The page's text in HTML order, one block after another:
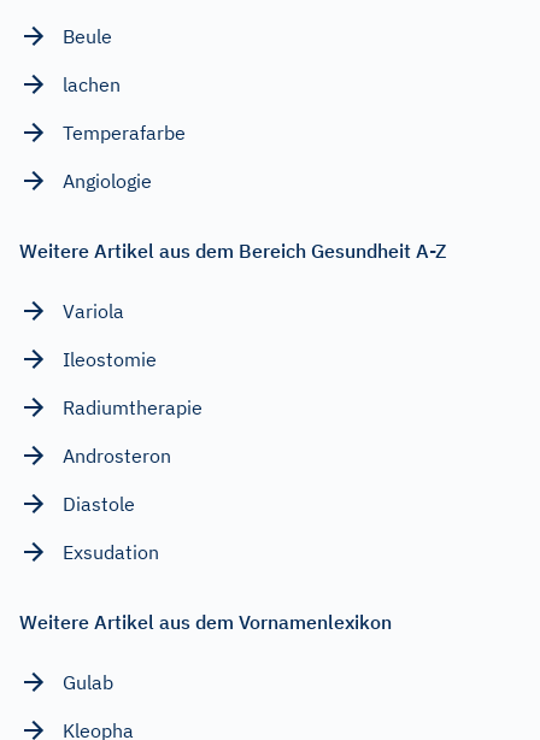
Beule
lachen
Temperafarbe
Angiologie
Weitere Artikel aus dem Bereich Gesundheit A-Z
Variola
Ileostomie
Radiumtherapie
Androsteron
Diastole
Exsudation
Weitere Artikel aus dem Vornamenlexikon
Gulab
Kleopha